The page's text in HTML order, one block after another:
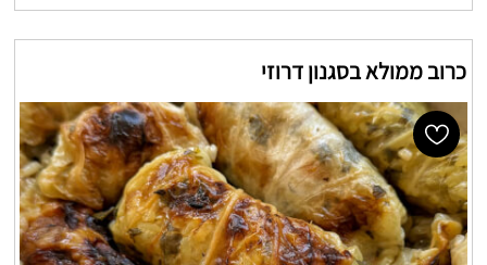
כרוב ממולא בסגנון דרוזי